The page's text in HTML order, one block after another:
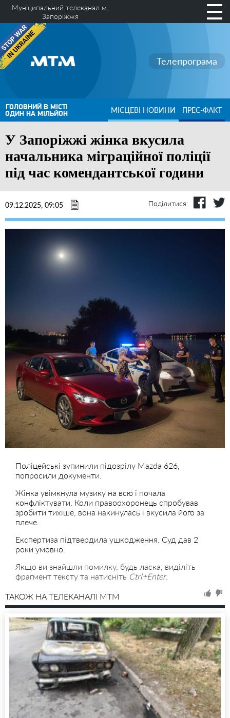
Муніципальний телеканал м.
Запоріжжя
Телепрограма
ГОЛОВНИЙ В МІСТІ
ОДИН НА МІЛЬЙОН МІСЦЕВІ НОВИНИ ПРЕС-ФАКТ
У Запоріжжі жінка вкусила
начальника міграційної поліції
під час комендантської години
09.12.2025, 09:05 Поділитися:
Поліцейські зупинили підозрілу Mazda 626,
попросили документи.
Жінка увімкнула музику на всю і почала
конфліктувати. Коли правоохоронець спробував
зробити тихіше, вона накинулась і вкусила його за
плече.
Експертиза підтвердила ушкодження. Суд дав 2
роки умовно.
Якщо ви знайшли помилку, будь ласка, виділіть
фрагмент тексту та натисніть Ctrl+Enter.
ТАКОЖ НА ТЕЛЕКАНАЛІ MTM